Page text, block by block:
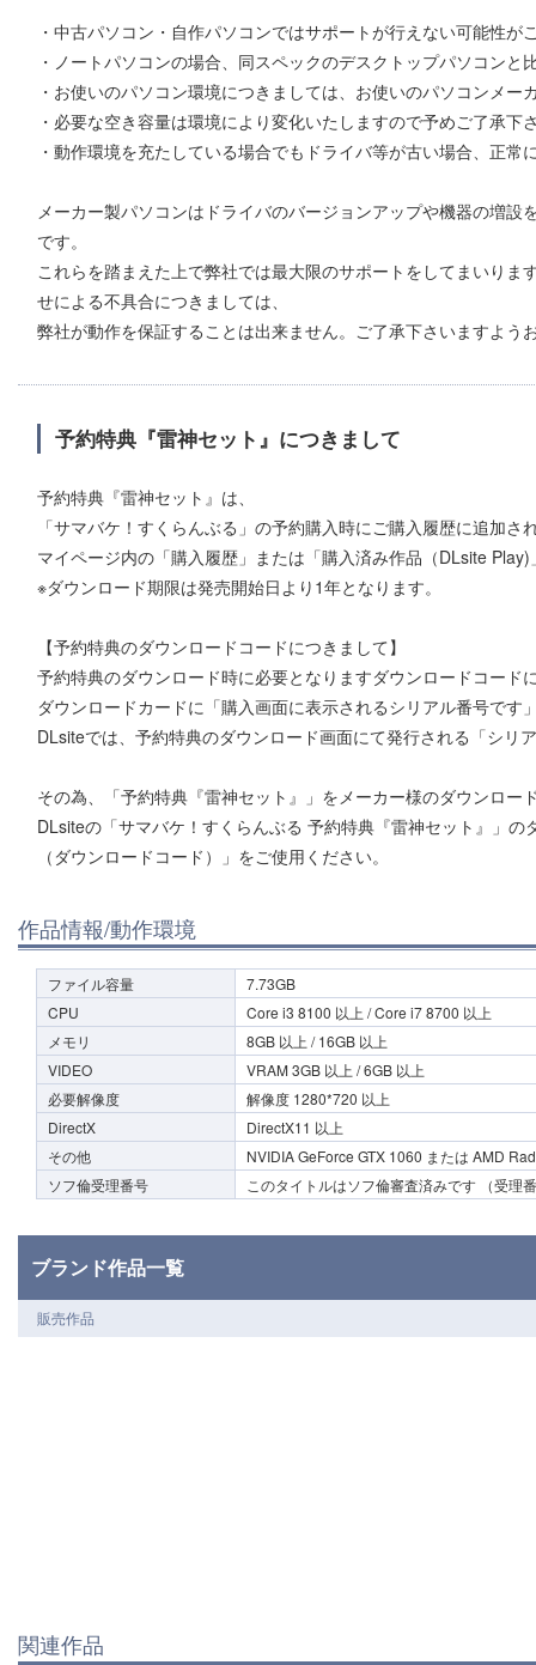
・中古パソコン・自作パソコンではサポートが行えない可能性が
・ノートパソコンの場合、同スペックのデスクトップパソコン
・お使いのパソコン環境につきましては、お使いのパソコンメー
・必要な空き容量は環境により変化いたしますので予めご了承下
・動作環境を充たしている場合でもドライバ等が古い場合、正常
メーカー製パソコンはドライバのバージョンアップや機器の増
です。
これらを踏まえた上で弊社では最大限のサポートをしてまいり
せによる不具合につきましては、
弊社が動作を保証することは出来ません。ご了承下さいますよう
予約特典『雷神セット』につきまして
予約特典『雷神セット』は、
「サマバケ！すくらんぶる」の予約購入時にご購入履歴に追加さ
マイページ内の「購入履歴」または「購入済み作品（DLsite
※ダウンロード期限は発売開始日より1年となります。
【予約特典のダウンロードコードにつきまして】
予約特典のダウンロード時に必要となりますダウンロードコード
ダウンロードカードに「購入画面に表示されるシリアル番号です
DLsiteでは、予約特典のダウンロード画面にて発行される「シリ
その為、「予約特典『雷神セット』」をメーカー様のダウンロー
DLsiteの「サマバケ！すくらんぶる 予約特典『雷神セット』」
（ダウンロードコード）」をご使用ください。
作品情報/動作環境
ファイル容量
7.73GB
CPU
Core i3 8100 以上 / Core i7 8700 以上
メモリ
8GB 以上 / 16GB 以上
VIDEO
VRAM 3GB 以上 / 6GB 以上
必要解像度
解像度 1280*720 以上
DirectX
DirectX11 以上
その他
NVIDIA GeForce GTX 1060 または AMD
ソフ倫受理番号
このタイトルはソフ倫審査済みです （受理
ブランド作品一覧
販売作品
関連作品